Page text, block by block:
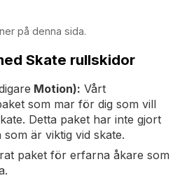
på denna sida.
Skate rullskidor
Motion): Vårt
som mar för dig som vill
Detta paket har inte gjort
är viktig vid skate.
paket för erfarna åkare som